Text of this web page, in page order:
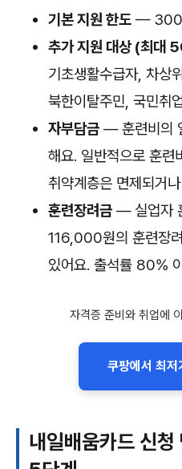
기본 지원 한도 — 300
추가 지원 대상 (최대
기초생활수급자, 차상
북한이탈주민, 국민취
자부담금 — 훈련비의
해요. 일반적으로 훈
취약계층은 면제되거
훈련장려금 — 실업자
116,000원의 훈련장
있어요. 출석률 80%
자격증 준비와 취업에
쿠팡에서 최
내일배움카드 신